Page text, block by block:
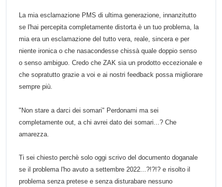
La mia esclamazione PMS di ultima generazione, innanzitutto
se l'hai percepita completamente distorta è un tuo problema, la
mia era un esclamazione del tutto vera, reale, sincera e per
niente ironica o che nasacondesse chissà quale doppio senso
o senso ambiguo. Credo che ZAK siaun prodotto eccezionale e
che sopratutto grazie a voi e ai nostri feedback possa migliorare
sempre più.
"Non stare a darci dei somari" Perdonami ma sei
completamente out, a chi avrei dato dei somari...? Che
amarezza.
Ti sei chiesto perchè solo oggi scrivo del documento doganale
se il problema l'ho avuto a settembre 2022...?!?!? e risolto il
problema senza pretese e senza disturabare nessuno